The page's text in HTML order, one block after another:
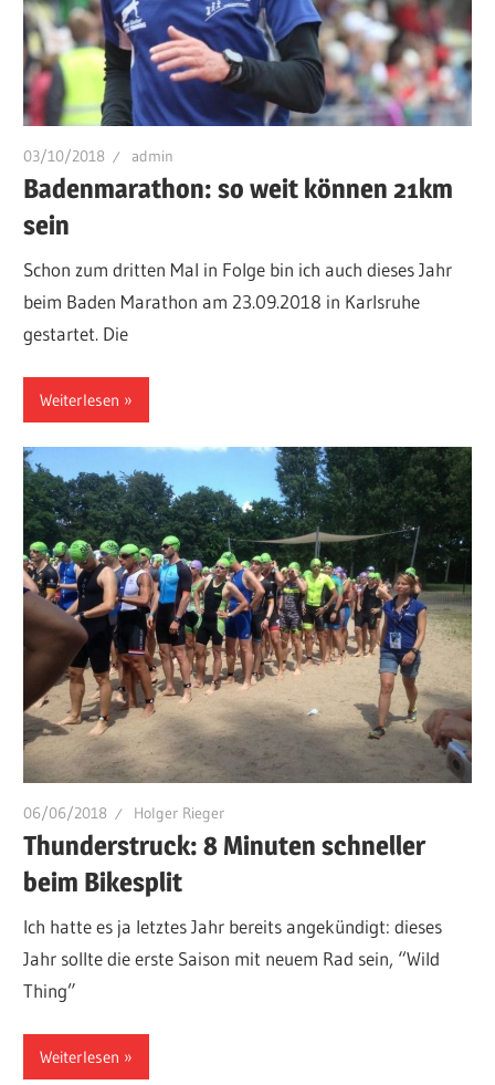
03/10/2018 admin
Badenmarathon: so weit können 21km
sein
Schon zum dritten Mal in Folge bin ich auch dieses Jahr
beim Baden Marathon am 23.09.2018 in Karlsruhe
gestartet. Die
Weiterlesen
06/06/2018 Holger Rieger
Thunderstruck: 8 Minuten schneller
beim Bikesplit
Ich hatte es ja letztes Jahr bereits angekündigt: dieses
Jahr sollte die erste Saison mit neuem Rad sein, “Wild
Thing”
Weiterlesen